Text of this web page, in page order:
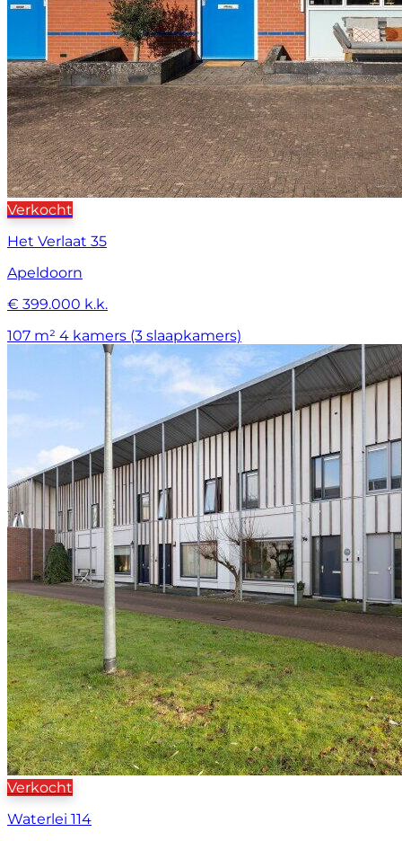
Verkocht
Het Verlaat 35
Apeldoorn
€ 399.000 k.k.
107 m² 4 kamers (3 slaapkamers)
Verkocht
Waterlei 114